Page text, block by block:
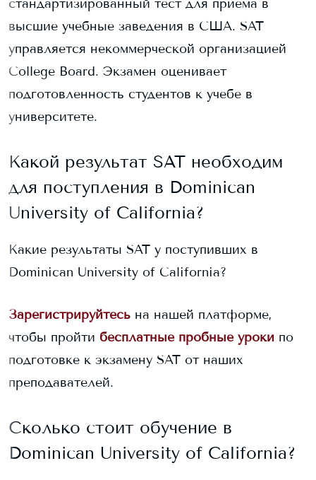
стандартизированный тест для приема в
высшие учебные заведения в США. SAT
управляется некоммерческой организацией
College Board. Экзамен оценивает
подготовленность студентов к учебе в
университете.
Какой результат SAT необходим
для поступления в Dominican
University of California?
Какие результаты SAT у поступивших в
Dominican University of California?
Зарегистрируйтесь на нашей платформе,
чтобы пройти бесплатные пробные уроки по
подготовке к экзамену SAT от наших
преподавателей.
Сколько стоит обучение в
Dominican University of California?